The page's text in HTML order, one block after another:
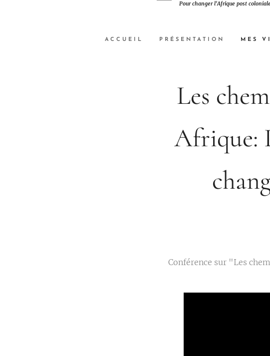
Pour changer l'Afrique post
ACCUEIL PRÉSENTATION MES
Les
Afrique:
Conférence sur "Les